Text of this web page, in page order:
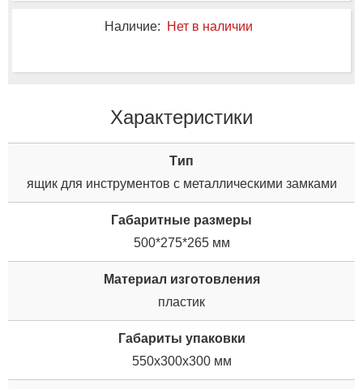
Наличие: Нет в наличии
Характеристики
Tип
ящик для инструментов с металлическими замками
Габаритные размеры
500*275*265 мм
Материал изготовления
пластик
Габариты упаковки
550x300x300 мм